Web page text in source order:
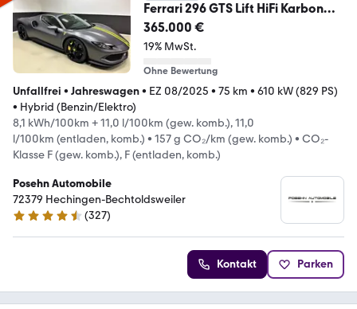
Ferrari 296 GTS Lift HiFi Karbon
Racing-Seats Grigio-Opa
365.000 €
19% MwSt.
Ohne Bewertung
Unfallfrei • Jahreswagen• EZ 08/2025 • 75 km • 610 kW (829 PS)
• Hybrid (Benzin/Elektro)
8,1 kWh/100km + 11,0 l/100km (gew. komb.), 11,0
l/100km (entladen, komb.) • 157 g CO₂/km (gew. komb.) • CO₂-
Klasse F (gew. komb.), F (entladen, komb.)
Posehn Automobile
72379 Hechingen-Bechtoldsweiler
4.4 Sterne
(327)
Kontakt Parken